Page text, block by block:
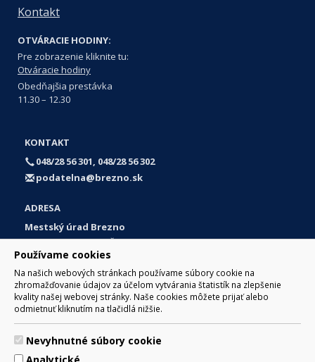
Používame cookies
Na našich webových stránkach používame súbory cookie na
zhromažďovanie údajov za účelom vytvárania štatistík na zlepšenie
kvality našej webovej stránky. Naše cookies môžete prijať alebo
odmietnuť kliknutím na tlačidlá nižšie.
Nevyhnutné súbory cookie
Kontakt
OTVÁRACIE HODINY:
Pre zobrazenie kliknite tu:
Otváracie hodiny
Obedňajšia prestávka
11.30 – 12.30
KONTAKT
048/28 56 301, 048/28 56 302
podatelna@brezno.sk
ADRESA
Mestský úrad Brezno
Námestie gen. M. R. Štefánika 1
977 01 Brezno
Slovakia (Slovak Republic)
© 2017 Mesto Brezno, Námestie gen. M. R. Štefánika 1, Brezno